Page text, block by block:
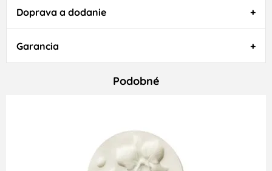
Doprava a dodanie
Garancia
Podobné